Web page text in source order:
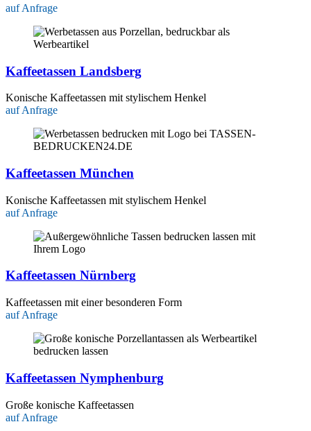
auf Anfrage
Kaffeetassen Landsberg
Konische Kaffeetassen mit stylischem Henkel
auf Anfrage
Kaffeetassen München
Konische Kaffeetassen mit stylischem Henkel
auf Anfrage
Kaffeetassen Nürnberg
Kaffeetassen mit einer besonderen Form
auf Anfrage
Kaffeetassen Nymphenburg
Große konische Kaffeetassen
auf Anfrage